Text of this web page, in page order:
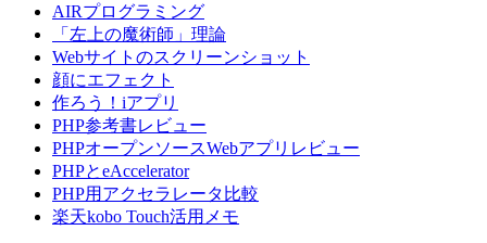
AIRプログラミング
「左上の魔術師」理論
Webサイトのスクリーンショット
顔にエフェクト
作ろう！iアプリ
PHP参考書レビュー
PHPオープンソースWebアプリレビュー
PHPとeAccelerator
PHP用アクセラレータ比較
楽天kobo Touch活用メモ